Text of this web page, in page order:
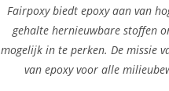
Fairpoxy biedt epoxy aan van
gehalte hernieuwbare stoffen
mogelijk in te perken. De missie
van epoxy voor alle